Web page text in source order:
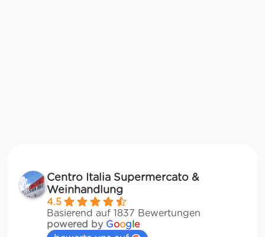
Centro Italia Supermercato &
Weinhandlung
4.5
Basierend auf 1837 Bewertungen
powered by Google